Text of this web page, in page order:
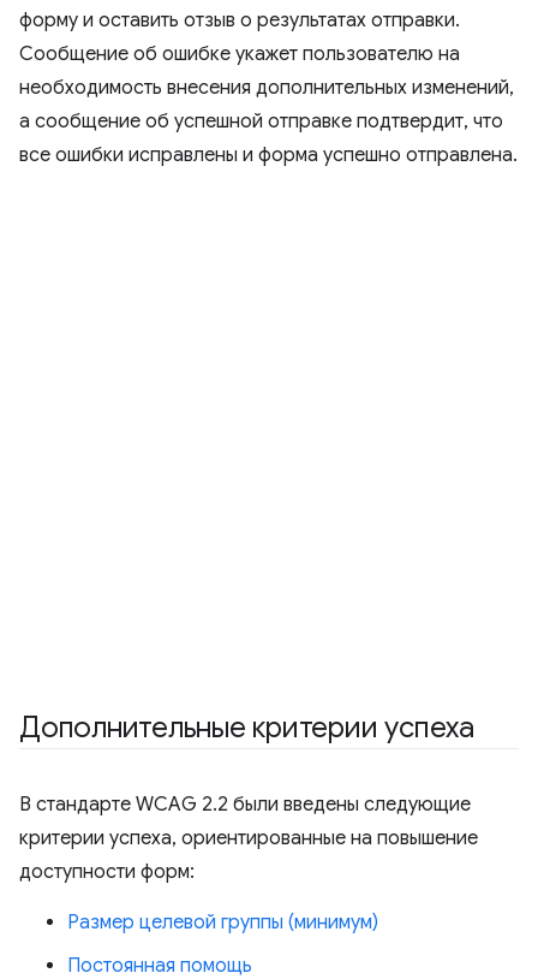
форму и оставить отзыв о результатах отправки.
Сообщение об ошибке укажет пользователю на
необходимость внесения дополнительных изменений,
а сообщение об успешной отправке подтвердит, что
все ошибки исправлены и форма успешно отправлена.
Дополнительные критерии успеха
В стандарте WCAG 2.2 были введены следующие
критерии успеха, ориентированные на повышение
доступности форм:
Размер целевой группы (минимум)
Постоянная помощь